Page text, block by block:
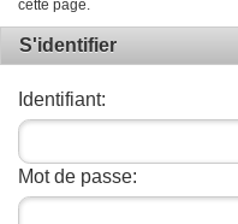
cette page.
S'identifier
Identifiant:
Mot de passe: